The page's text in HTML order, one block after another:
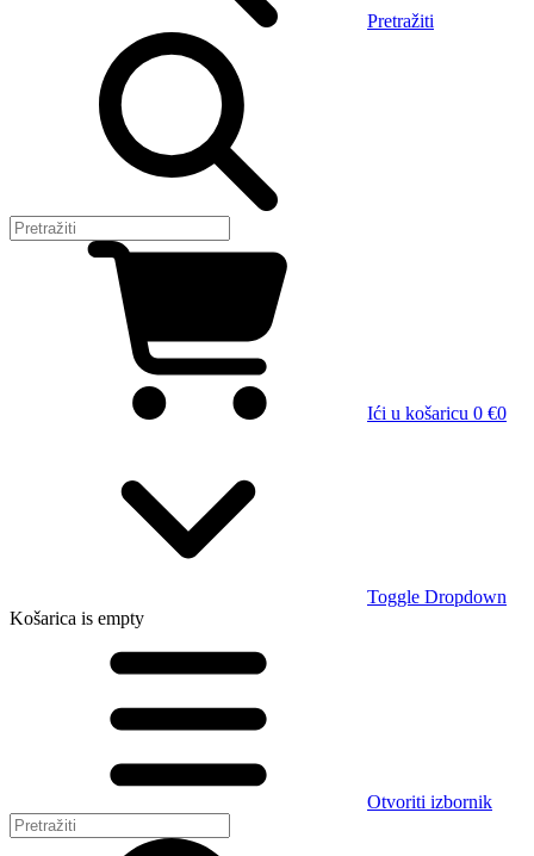
Pretražiti
Ići u košaricu 0 €0
Toggle Dropdown
Košarica is empty
Otvoriti izbornik